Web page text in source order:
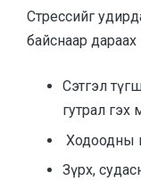
Стрессийг
байснаар
Сэтгэл
гутрал гэх
Ходоодны
Зүрх,